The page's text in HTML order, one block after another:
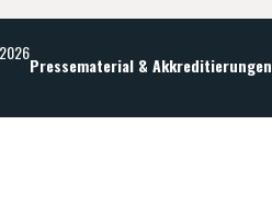
Pressematerial & Akkreditierungen